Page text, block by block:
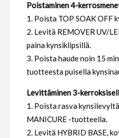
Poistaminen 4-
1. Poista TOP SOAK OFF
2. Levitä REMOVER UV/
paina kynsiklipsillä.
3. Poista haude noin 15
tuotteesta puisella
Levittäminen 3-
1. Poista rasva
MANICURE -tuotteella.
2. Levitä HYBRID BASE,